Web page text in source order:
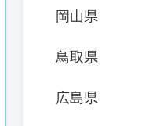
岡山県
鳥取県
広島県